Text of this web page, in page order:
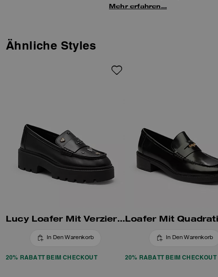
day) long. The trending platform
every season with these leather
ensembles. Avoid the hassle of
lace-ups with this slip-on
platform loafer featuring a soft
leather lining and grippy rubber
outsole for all-weather wear.
your loafer flats with this chunky
compromising comfort.
Mehr erfahren…
Ähnliche Styles
Lucy Loafer Mit Verzierung
In Den Warenkorb
20% RABATT BEIM CHECKOUT
In Den Warenkorb
20% RABATT BEIM CHECKOUT